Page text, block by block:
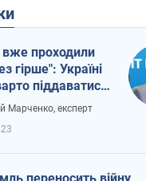
проходили
гірше": Україні
піддаватися
через
Марченко, експерт